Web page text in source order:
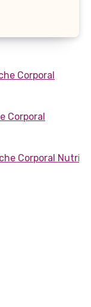
Corporal